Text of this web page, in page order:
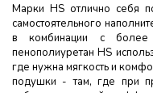
Марки HS отлично себя
самостоятельного
в комбинации с более
пенополиуретан HS
где нужна мягкость и
подушки - там, где при